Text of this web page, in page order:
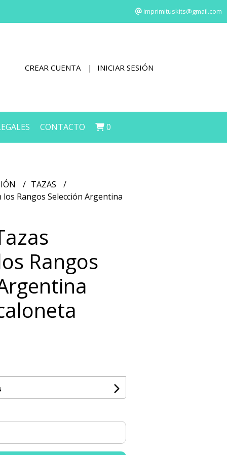
imprimituskits@gmail.com
CREAR CUENTA INICIAR SESIÓN
CONTACTO 0
TAZAS
Rangos Selección Argentina
Rangos